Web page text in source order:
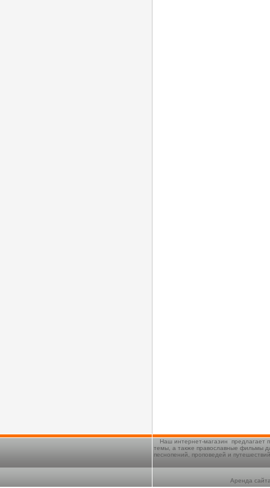
Наш интернет-магазин предлагает
темы, а также православные фильмы
песнопений, проповедей и
Аренда